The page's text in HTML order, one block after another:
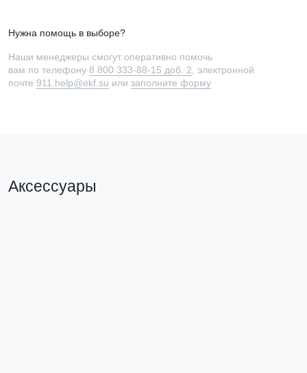
Нужна помощь в выборе?
Наши менеджеры смогут оперативно помочь
вам по телефону 8 800 333-88-15 доб. 2 , электронной
почте 911.help@ekf.su или заполните форму
Аксессуары